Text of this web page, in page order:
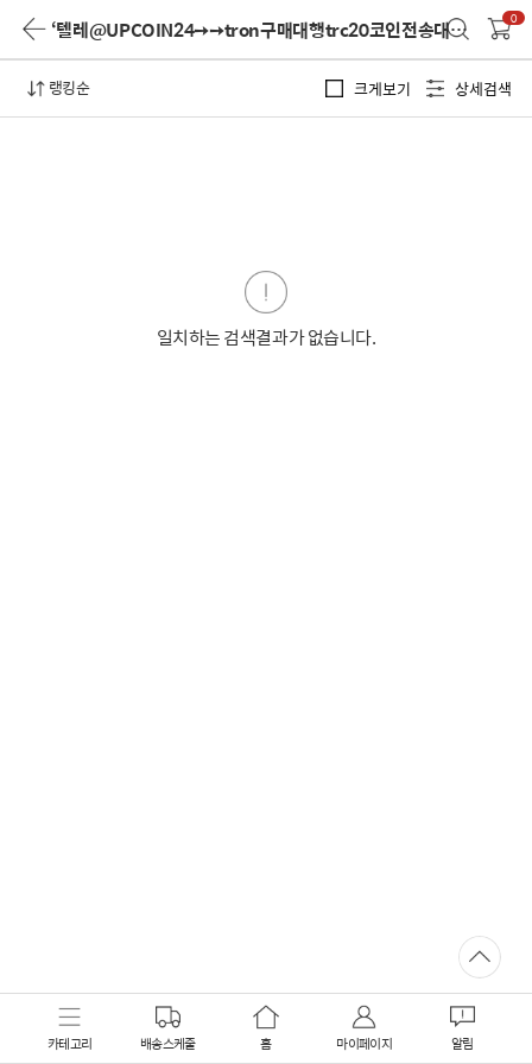
‘텔레@UPCOIN24➙➙tron구매대행trc20코인전송대행’ 검색0
랭킹순 크게보기 상세검색
일치하는 검색결과가 없습니다.
카테고리 배송스케줄 홈 마이페이지 알림